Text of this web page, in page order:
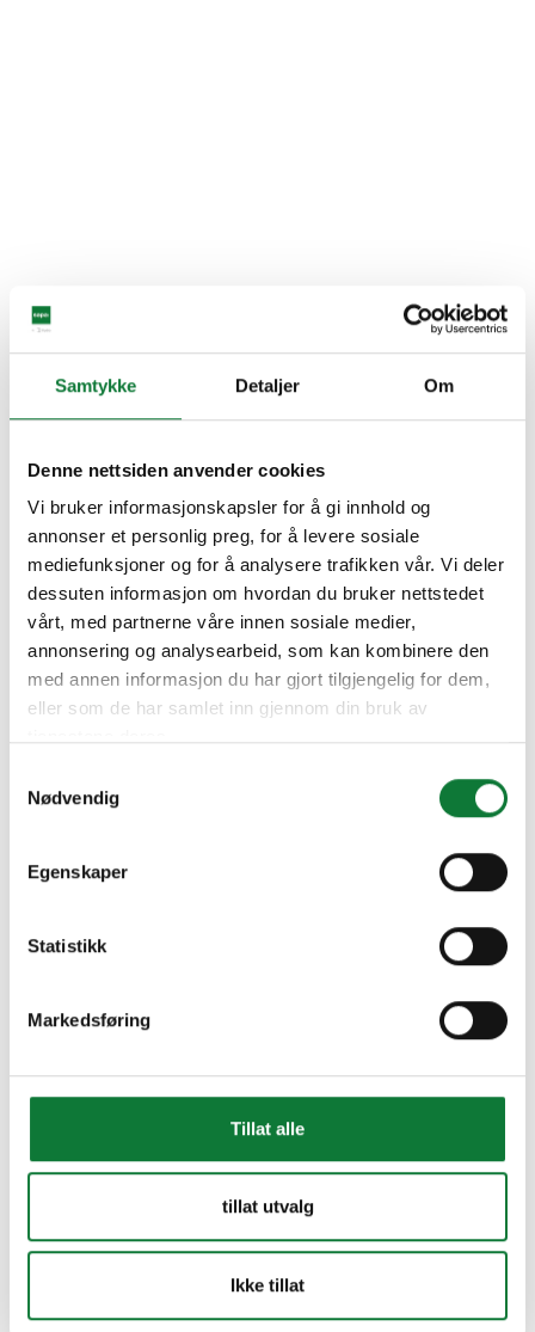
Samtykke Detaljer Om
Denne nettsiden anvender cookies
Vi bruker informasjonskapsler for å gi innhold og
annonser et personlig preg, for å levere sosiale
mediefunksjoner og for å analysere trafikken vår. Vi deler
dessuten informasjon om hvordan du bruker nettstedet
vårt, med partnerne våre innen sosiale medier,
annonsering og analysearbeid, som kan kombinere den
med annen informasjon du har gjort tilgjengelig for dem,
eller som de har samlet inn gjennom din bruk av
Nødvendig
Egenskaper
Statistikk
Markedsføring
Tillat alle
tillat utvalg
Ikke tillat